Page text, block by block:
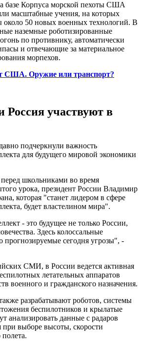
базе Корпуса морской пехоты США
масштабные учения, на которых
около 50 новых военных технологий. В
наземные роботизированные
по противнику, автоматически
и отвечающие за материальное
морпехов.
США. Оружие или транспорт?
Россия участвуют в
подчеркнули важность
для будущего мировой экономики
школьниками во время
урока, президент России Владимир
которая "станет лидером в сфере
будет властелином мира".
- это будущее не только России,
Здесь колоссальные
прогнозируемые сегодня угрозы", -
СМИ, в России ведется активная
летательных аппаратов
военного и гражданского назначения.
разрабатывают роботов, системы
беспилотников и крылатые
анализировать данные с радаров
выборе высоты, скорости